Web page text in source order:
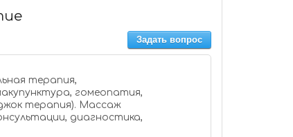
Задать вопрос
терапия,
гомеопатия,
терапия). Массаж
диагностика,